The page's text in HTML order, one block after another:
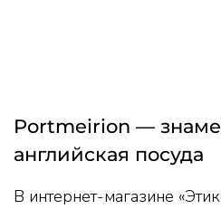
Portmeirion —
английская посуда
В интернет-магазине